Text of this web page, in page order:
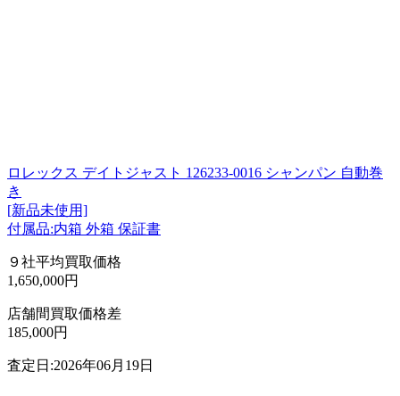
ロレックス デイトジャスト 126233-0016 シャンパン 自動巻
き
[新品未使用]
付属品:内箱 外箱 保証書
９社平均買取価格
1,650,000円
店舗間買取価格差
185,000円
査定日:2026年06月19日